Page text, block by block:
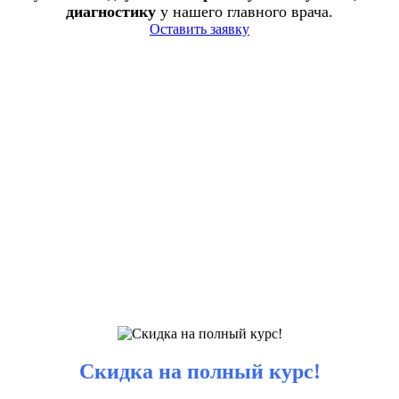
диагностику у нашего главного врача.
Оставить заявку
Скидка на полный курс!